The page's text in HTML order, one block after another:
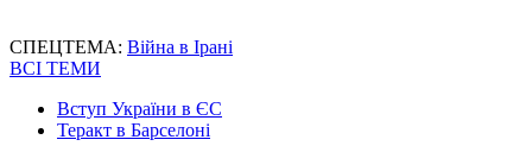
СПЕЦТЕМА: Війна в Ірані
ВСІ ТЕМИ
Вступ України в ЄС
Теракт в Барселоні